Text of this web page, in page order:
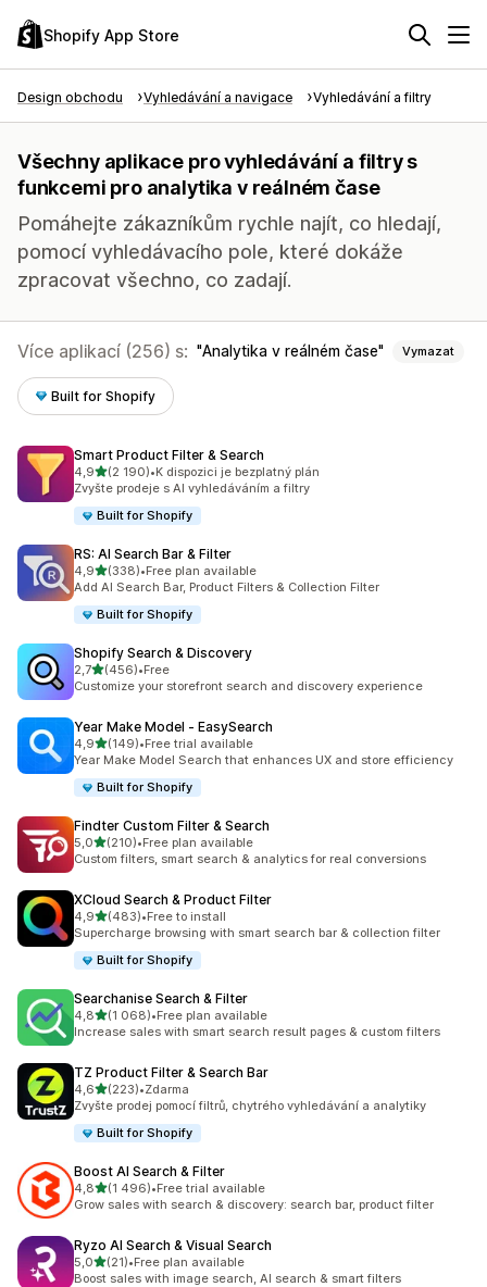
Shopify App Store
Design obchodu Vyhledávání a navigace Vyhledávání a filtry
Všechny aplikace pro vyhledávání a filtry s
funkcemi pro analytika v reálném čase
Pomáhejte zákazníkům rychle najít, co hledají,
pomocí vyhledávacího pole, které dokáže
zpracovat všechno, co zadají.
Více aplikací (256) s: Analytika v reálném čase Vymazat
Built for Shopify
Smart Product Filter & Search
4,9z 5 hvězd
(2 190)
Celkový počet recenzí: 2190
•K dispozici je bezplatný plán
Zvyšte prodeje s AI vyhledáváním a filtry
Built for Shopify
RS: AI Search Bar & Filter
4,9z 5 hvězd
(338)
Celkový počet recenzí: 338
•Free plan available
Add AI Search Bar, Product Filters & Collection Filter
Built for Shopify
Shopify Search & Discovery
2,7z 5 hvězd
(456)
Celkový počet recenzí: 456
•Free
Customize your storefront search and discovery experience
Year Make Model ‑ EasySearch
4,9z 5 hvězd
(149)
Celkový počet recenzí: 149
•Free trial available
Year Make Model Search that enhances UX and store efficiency
Built for Shopify
Findter Custom Filter & Search
5,0z 5 hvězd
(210)
Celkový počet recenzí: 210
•Free plan available
Custom filters, smart search & analytics for real conversions
XCloud Search & Product Filter
4,9z 5 hvězd
(483)
Celkový počet recenzí: 483
•Free to install
Supercharge browsing with smart search bar & collection filter
Built for Shopify
Searchanise Search & Filter
4,8z 5 hvězd
(1 068)
Celkový počet recenzí: 1068
•Free plan available
Increase sales with smart search result pages & custom filters
TZ Product Filter & Search Bar
4,6z 5 hvězd
(223)
Celkový počet recenzí: 223
•Zdarma
Zvyšte prodej pomocí filtrů, chytrého vyhledávání a analytiky
Built for Shopify
Boost AI Search & Filter
4,8z 5 hvězd
(1 496)
Celkový počet recenzí: 1496
•Free trial available
Grow sales with search & discovery: search bar, product filter
Ryzo AI Search & Visual Search
5,0z 5 hvězd
(21)
Celkový počet recenzí: 21
•Free plan available
Boost sales with image search, AI search & smart filters